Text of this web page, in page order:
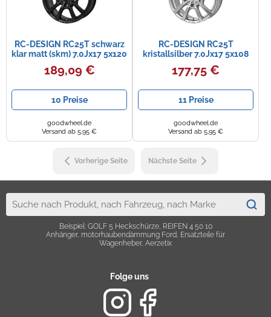
RC-DESIGN RC25T schwarz
klar matt (skm) 7.0Jx17 5x120
189,09 €
10 Preise
goodwheel.de
Versand ab 5,95 €
RC-DESIGN RC25T
kristallsilber 7.0Jx17 5x108
177,75 €
11 Preise
goodwheel.de
Versand ab 5,95 €
Vorherige Seite Nächste Seite
Beispiel: GOLF 5 Heckschürze, REIFEN 4 50 10
Anhänger, motorhaubendämmung Ford, Ersatzteile für
Wagenheber, Aerzetix
Folge uns